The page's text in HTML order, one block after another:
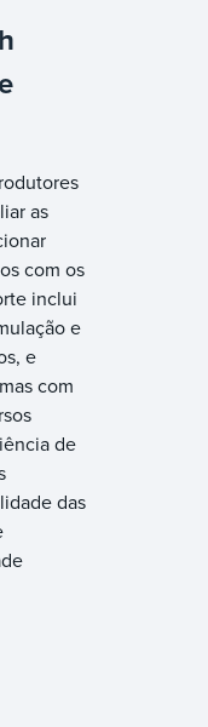
as
com os
inclui
e
e
com
de
das